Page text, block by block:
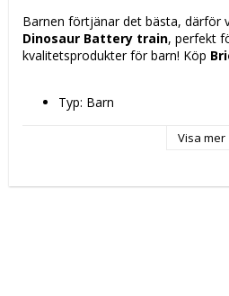
Barnen förtjänar det bästa, därför
Dinosaur Battery train, perfekt
kvalitetsprodukter för barn! Köp
Typ: Barn
Barn
Visa mer